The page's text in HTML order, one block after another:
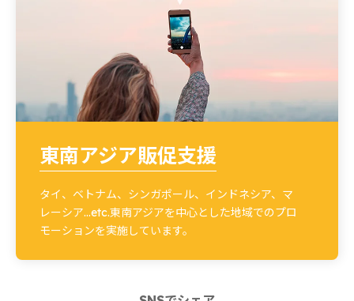
東南アジア販促支援
タイ、ベトナム、シンガポール、インドネシア、マ
レーシア…etc.東南アジアを中心とした地域でのプロ
モーションを実施しています。